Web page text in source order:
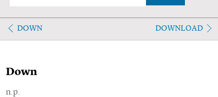
DOWN DOWNLOAD
Down
n.p.